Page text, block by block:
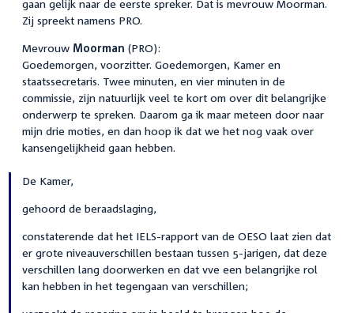
gaan gelijk naar de eerste spreker. Dat is mevrouw Moorman.
Zij spreekt namens PRO.
Mevrouw Moorman (PRO):
Goedemorgen, voorzitter. Goedemorgen, Kamer en
staatssecretaris. Twee minuten, en vier minuten in de
commissie, zijn natuurlijk veel te kort om over dit belangrijke
onderwerp te spreken. Daarom ga ik maar meteen door naar
mijn drie moties, en dan hoop ik dat we het nog vaak over
kansengelijkheid gaan hebben.
De Kamer,
gehoord de beraadslaging,
constaterende dat het IELS-rapport van de OESO laat zien dat
er grote niveauverschillen bestaan tussen 5-jarigen, dat deze
verschillen lang doorwerken en dat vve een belangrijke rol
kan hebben in het tegengaan van verschillen;